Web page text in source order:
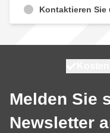
Kontaktieren Sie
Melden Sie
Newsletter